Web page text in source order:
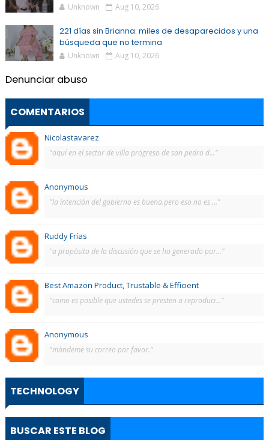
Unknown Aug 10, 2026
221 días sin Brianna: miles de desaparecidos y una
búsqueda que no termina
Unknown Aug 10, 2026
Denunciar abuso
COMENTARIOS
Nicolastavarez
"aquí en el sector de villa progreso de san pedro d..."
Anonymous
"la intención del gobierno es buena.pero eso no es ..."
Ruddy Frías
"a propósito de la discusión que se ha generado por..."
Best Amazon Product, Trustable & Efficient
"como es posible que ustedes se presten a reproduci..."
Anonymous
"màndeme su correo por favor."
TECHNOLOGY
BUSCAR ESTE BLOG